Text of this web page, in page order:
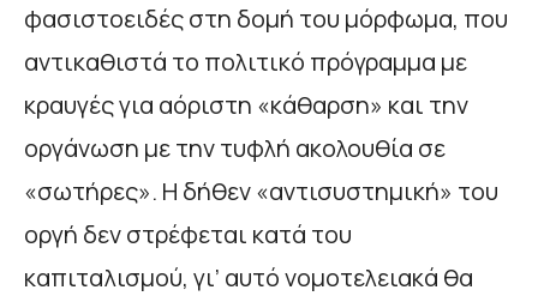
φασιστοειδές στη δομή του μόρφωμα, που
αντικαθιστά το πολιτικό πρόγραμμα με
κραυγές για αόριστη «κάθαρση» και την
οργάνωση με την τυφλή ακολουθία σε
«σωτήρες». Η δήθεν «αντισυστημική» του
οργή δεν στρέφεται κατά του
καπιταλισμού, γι’ αυτό νομοτελειακά θα